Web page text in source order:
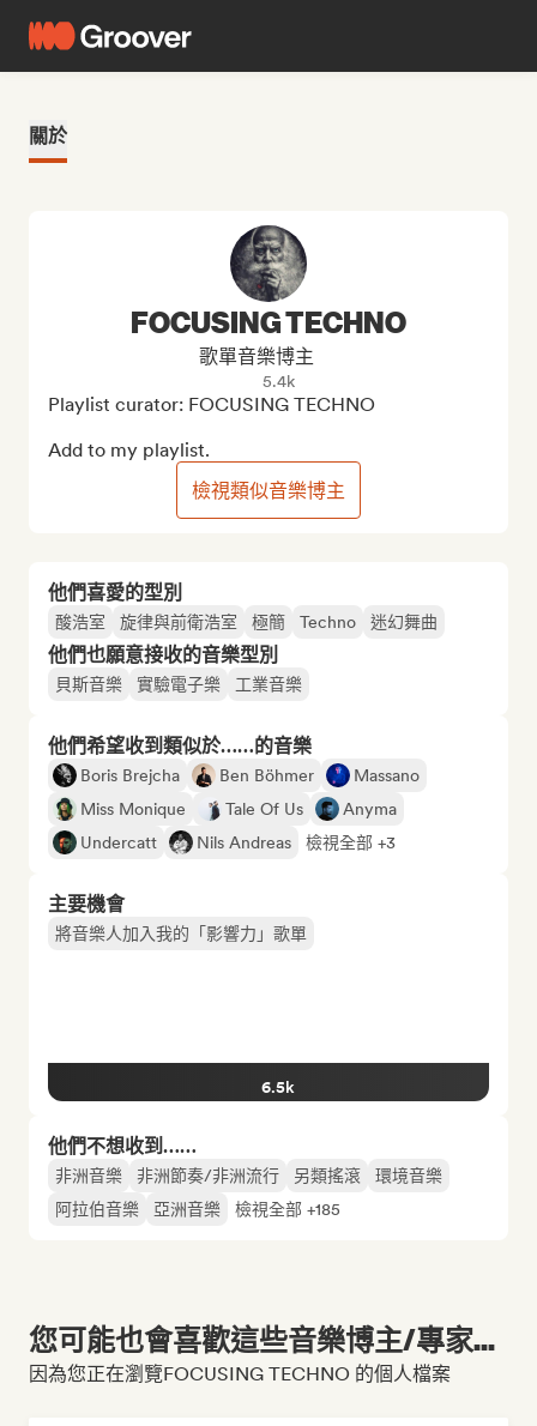
關於
他們喜愛的型別
酸浩室 旋律與前衛浩室 極簡 Techno 迷幻舞曲
他們也願意接收的音樂型別
貝斯音樂 實驗電子樂 工業音樂
他們希望收到類似於……的音樂
Boris Brejcha Ben Böhmer
Massano
Miss Monique
Tale Of Us
Anyma
Undercatt
Nils Andreas 檢視全部 +3
主要機會
將音樂人加入我的「影響力」歌單
6.5k
他們不想收到……
非洲音樂 非洲節奏/非洲流行 另類搖滾
環境音樂
阿拉伯音樂
亞洲音樂 檢視全部 +185
FOCUSING TECHNO
歌單音樂博主
5.4k
Playlist curator: FOCUSING TECHNO
Add to my playlist.
檢視類似音樂博主
您可能也會喜歡這些音樂博主/專家...
因為您正在瀏覽FOCUSING TECHNO 的個人檔案